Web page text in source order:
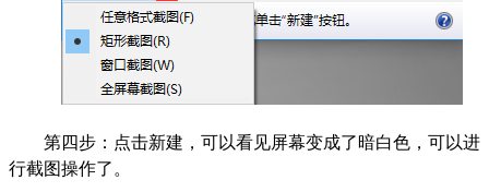
第四步：点击新建，可以看见屏幕变成了暗白色，可以进
行截图操作了。